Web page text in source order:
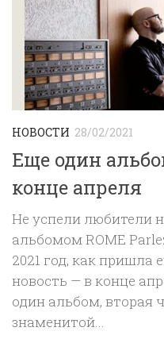
НОВОСТИ 28/02/2021
Еще один
конце апреля
Не успели любители
альбомом ROME
2021 год, как пришла
новость — в конце
один альбом, вторая
знаменитой...